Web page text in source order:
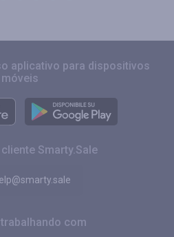
aplicativo para dispositivos
móveis
Smarty.Sale
com